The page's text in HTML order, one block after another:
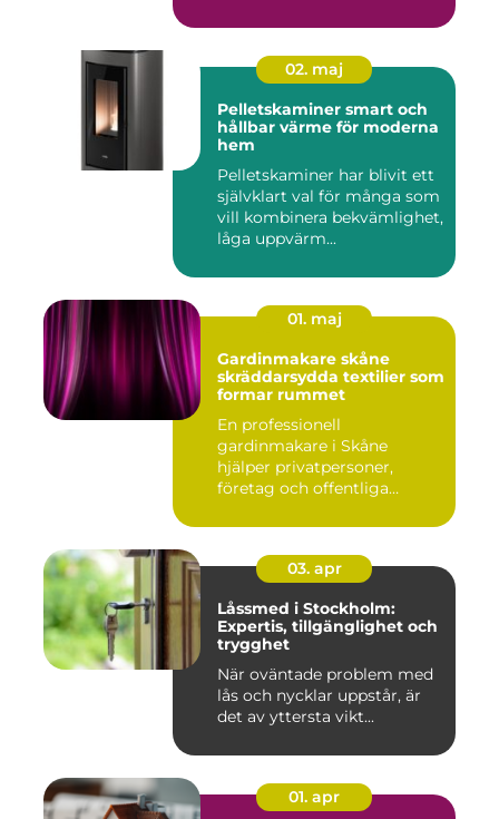
02. maj
Pelletskaminer smart och
hållbar värme för moderna
hem
Pelletskaminer har blivit ett
självklart val för många som
vill kombinera bekvämlighet,
låga uppvärm...
01. maj
Gardinmakare skåne
skräddarsydda textilier som
formar rummet
En professionell
gardinmakare i Skåne
hjälper privatpersoner,
företag och offentliga
03. apr
Låssmed i Stockholm:
Expertis, tillgänglighet och
trygghet
När oväntade problem med
lås och nycklar uppstår, är
det av yttersta vikt...
01. apr